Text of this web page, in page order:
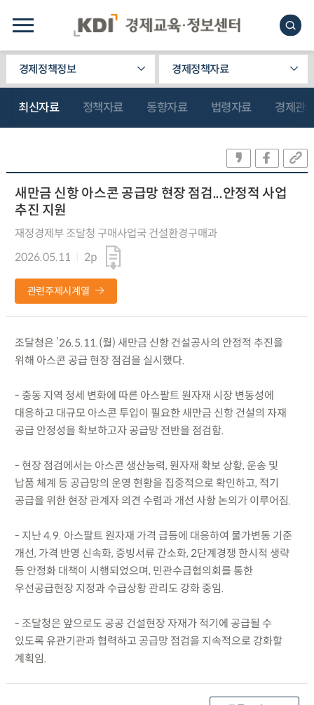
경제정책정보 경제정책자료
최신자료 정책자료 동향자료 법령자료 경제관
새만금 신항 아스콘 공급망 현장 점검...안정적 사업
추진 지원
재정경제부 조달청 구매사업국 건설환경구매과
2026.05.11
2p
관련주제시계열
조달청은 ’26.5.11.(월) 새만금 신항 건설공사의 안정적 추진을
위해 아스콘 공급 현장 점검을 실시했다.
- 중동 지역 정세 변화에 따른 아스팔트 원자재 시장 변동성에
대응하고 대규모 아스콘 투입이 필요한 새만금 신항 건설의 자재
공급 안정성을 확보하고자 공급망 전반을 점검함.
- 현장 점검에서는 아스콘 생산능력, 원자재 확보 상황, 운송 및
납품 체계 등 공급망의 운영 현황을 집중적으로 확인하고, 적기
공급을 위한 현장 관계자 의견 수렴과 개선 사항 논의가 이루어짐.
- 지난 4.9. 아스팔트 원자재 가격 급등에 대응하여 물가변동 기준
개선, 가격 반영 신속화, 증빙서류 간소화, 2단계경쟁 한시적 생략
등 안정화 대책이 시행되었으며, 민관수급협의회를 통한
우선공급현장 지정과 수급상황 관리도 강화 중임.
- 조달청은 앞으로도 공공 건설현장 자재가 적기에 공급될 수
있도록 유관기관과 협력하고 공급망 점검을 지속적으로 강화할
계획임.